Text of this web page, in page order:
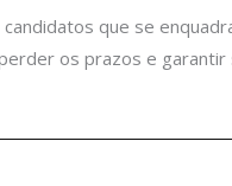
que se
os prazos e garantir